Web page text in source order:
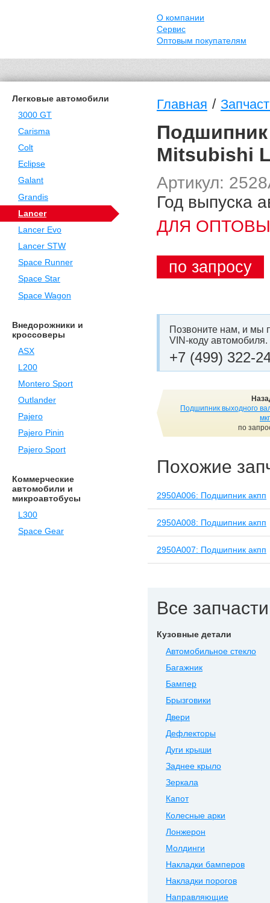
О компании
Сервис
Оптовым покупателям
Легковые автомобили
3000 GT
Carisma
Colt
Eclipse
Galant
Grandis
Lancer
Lancer Evo
Lancer STW
Space Runner
Space Star
Space Wagon
Внедорожники и
кроссоверы
ASX
L200
Montero Sport
Outlander
Pajero
Pajero Pinin
Pajero Sport
Коммерческие
автомобили и
микроавтобусы
L300
Space Gear
Главная /
Mitsubishi
Артикул:
Год выпуска
ДЛЯ
по запросу
Позвоните нам, и мы
VIN-коду автомобиля.
+7 (499) 322-
Подшипник выходного
по
Похожие
2950A006: Подшипник акпп
2950A008: Подшипник акпп
2950A007: Подшипник акпп
Все
Кузовные детали
Автомобильное стекло
Багажник
Бампер
Брызговики
Двери
Дефлекторы
Дуги крыши
Заднее крыло
Зеркала
Капот
Колесные арки
Лонжерон
Молдинги
Накладки бамперов
Накладки порогов
Направляющие